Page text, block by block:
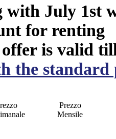
July 1st
for renting
is valid
the standard
Prezzo
Mensile